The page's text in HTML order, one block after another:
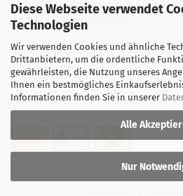
Diese Webseite verwendet
Technologien
Wir verwenden Cookies und ähnliche
Drittanbietern, um die ordentliche
gewährleisten, die Nutzung unseres
Ihnen ein bestmögliches
Informationen finden Sie in unserer
Alle
Nur
Weitere Informationen
Über uns
Öffnungszeiten
Versand